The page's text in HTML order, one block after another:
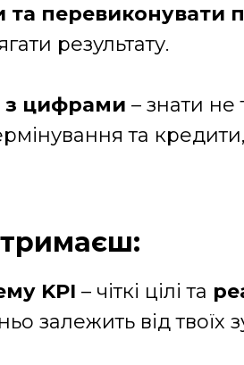
та перевиконувати
результату.
з цифрами – знати не
та
KPI – чіткі цілі та
залежить від твоїх